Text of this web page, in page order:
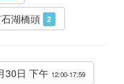
湖橋頭 2
30日 下午 12:00-17:59